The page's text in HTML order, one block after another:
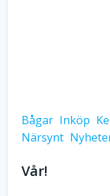
Bågar Inköp
Närsynt
Vår!